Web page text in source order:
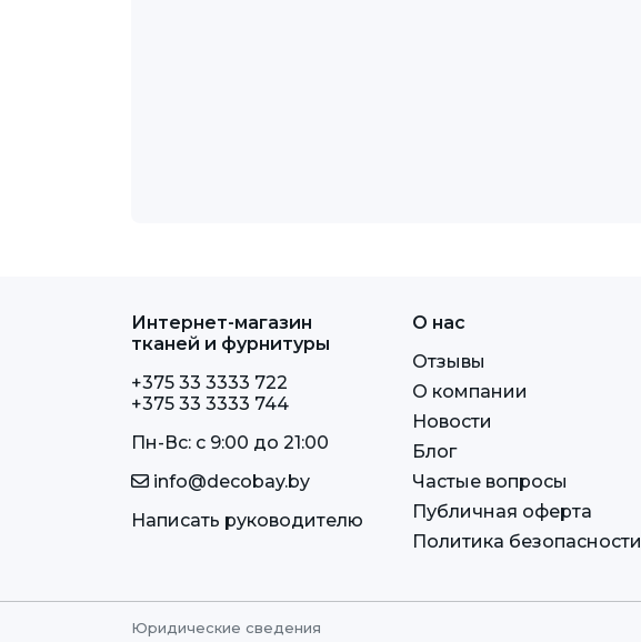
Интернет-магазин
тканей и фурнитуры
+375 33 3333 722
+375 33 3333 744
Пн-Вс: c 9:00 до 21:00
info@decobay.by
Написать руководителю
О нас
Отзывы
О компании
Новости
Блог
Частые вопросы
Публичная оферта
Политика безопасности
Юридические сведения